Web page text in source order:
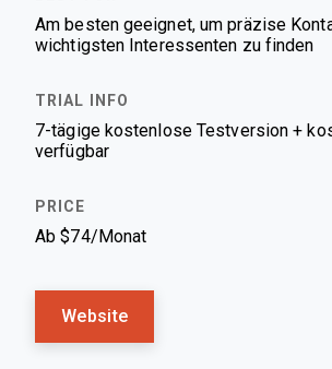
Am besten geeignet, um präzise
wichtigsten Interessenten zu finden
7-tägige kostenlose Testversion +
verfügbar
Ab $74/Monat
Website